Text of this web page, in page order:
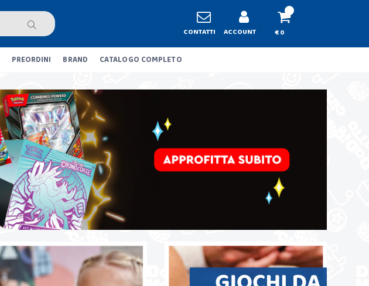
CONTATTI ACCOUNT € 0
PREORDINI BRAND CATALOGO COMPLETO